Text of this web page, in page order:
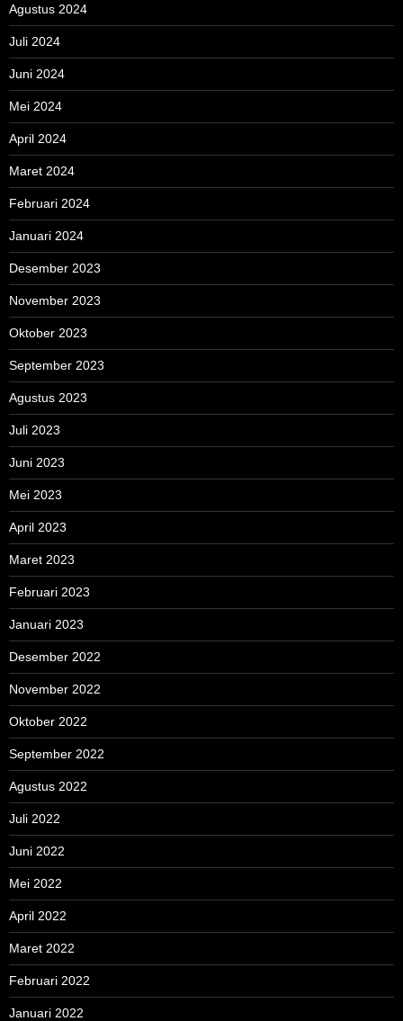
Agustus 2024
Juli 2024
Juni 2024
Mei 2024
April 2024
Maret 2024
Februari 2024
Januari 2024
Desember 2023
November 2023
Oktober 2023
September 2023
Agustus 2023
Juli 2023
Juni 2023
Mei 2023
April 2023
Maret 2023
Februari 2023
Januari 2023
Desember 2022
November 2022
Oktober 2022
September 2022
Agustus 2022
Juli 2022
Juni 2022
Mei 2022
April 2022
Maret 2022
Februari 2022
Januari 2022